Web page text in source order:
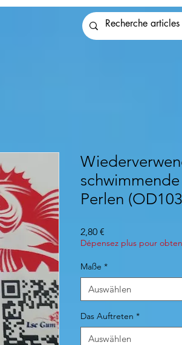
Perlen
2,80 €
Dépensez plus pour
Maße *
Auswählen
Das Auftreten *
Auswählen